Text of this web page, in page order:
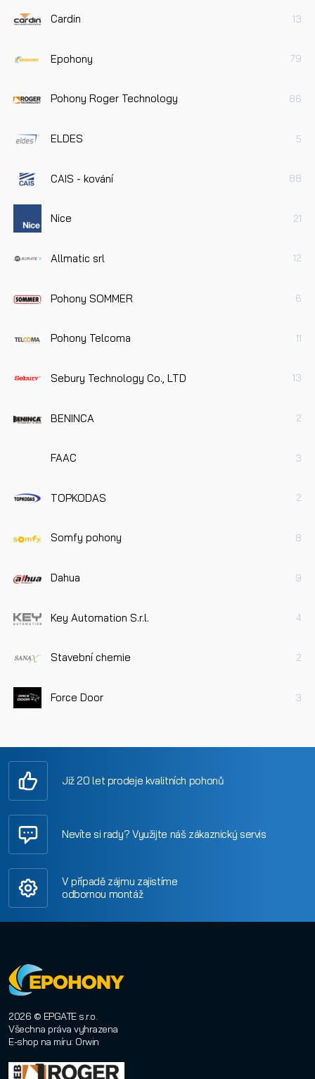
Cardin 13
Epohony 79
Pohony Roger Technology 86
ELDES 5
CAIS - kování 88
Nice 21
Allmatic srl 12
Pohony SOMMER 6
Pohony Telcoma 11
Sebury Technology Co., LTD 13
BENINCA 2
FAAC 3
TOPKODAS 2
Somfy pohony 8
Dahua 9
Key Automation S.r.l. 4
Stavební chemie 2
Force Door 3
Již 20 let prodeje kvalitních pohonů
Nevíte si rady? Využijte náš zákaznický servis
V případě zájmu zajistíme
odbornou montáž
2026 © EPGATE s.r.o.
Všechna práva vyhrazena
E-shop na míru: Orwin